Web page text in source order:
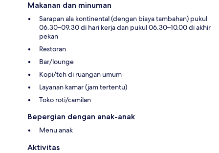
Makanan dan minuman
Sarapan ala kontinental (dengan biaya tambahan) pukul
06.30–09.30 di hari kerja dan pukul 06.30–10.00 di akhir
pekan
Restoran
Bar/lounge
Kopi/teh di ruangan umum
Layanan kamar (jam tertentu)
Toko roti/camilan
Bepergian dengan anak-anak
Menu anak
Aktivitas